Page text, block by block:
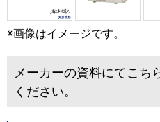
※画像はイメージです。
メーカーの資料にてこち
ください。